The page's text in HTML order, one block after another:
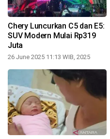
Chery Luncurkan C5 dan E5:
SUV Modern Mulai Rp319
Juta
26 June 2025 11:13 WIB, 2025